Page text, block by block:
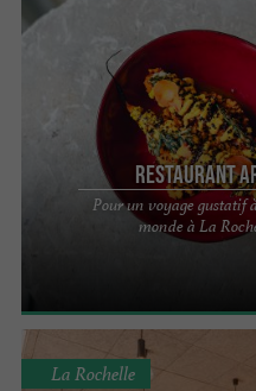
Restaurant
Pour un voyage gustatif
monde à La
Un voyage gustatif sous les
La Rochelle Arco signifie « arche
La Rochelle